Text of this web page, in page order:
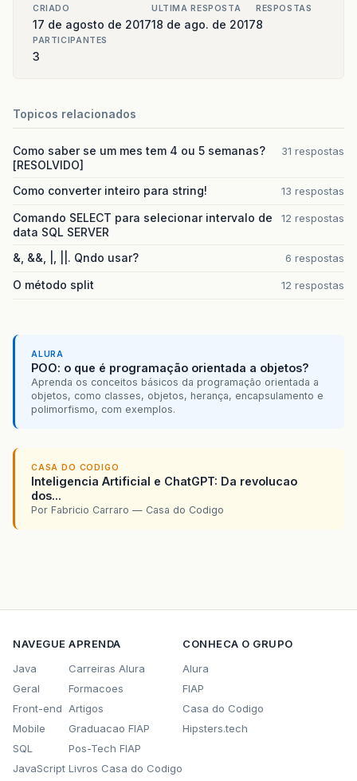
CRIADO
17 de agosto de 2017
ULTIMA RESPOSTA
18 de ago. de 2017
RESPOSTAS
8
PARTICIPANTES
3
Topicos relacionados
Como saber se um mes tem 4 ou 5 semanas?
[RESOLVIDO]
31 respostas
Como converter inteiro para string! 13 respostas
Comando SELECT para selecionar intervalo de
data SQL SERVER
12 respostas
&, &&, |, ||. Qndo usar? 6 respostas
O método split 12 respostas
ALURA
POO: o que é programação orientada a objetos?
Aprenda os conceitos básicos da programação orientada a
objetos, como classes, objetos, herança, encapsulamento e
polimorfismo, com exemplos.
CASA DO CODIGO
Inteligencia Artificial e ChatGPT: Da revolucao
dos...
Por Fabricio Carraro — Casa do Codigo
NAVEGUE
Java
Geral
Front-end
Mobile
SQL
JavaScript
APRENDA
Carreiras Alura
Formacoes
Artigos
Graduacao FIAP
Pos-Tech FIAP
Livros Casa do Codigo
CONHECA O GRUPO
Alura
FIAP
Casa do Codigo
Hipsters.tech